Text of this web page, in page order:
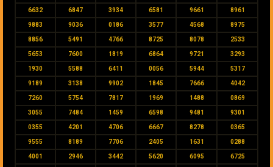
6632 6847 3934 6581 9661 8961
9883 9036 0186 3577 4568 8975
8856 5491 4766 8725 8078 2533
5653 7600 1819 6864 9721 3293
1930 5588 6411 0056 5944 5317
9189 3138 9902 1845 7666 4042
7260 5754 7817 1969 1488 0869
3055 7484 1459 6598 9481 9301
0355 4201 4706 6667 8278 0365
9555 8189 7706 2405 1631 0288
4001 2946 3442 5620 6095 6725